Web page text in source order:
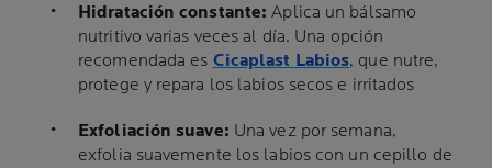
Hidratación constante: Aplica un bálsamo
nutritivo varias veces al día. Una opción
recomendada es Cicaplast Labios, que nutre,
protege y repara los labios secos e irritados
Exfoliación suave: Una vez por semana,
exfolia suavemente los labios con un cepillo de